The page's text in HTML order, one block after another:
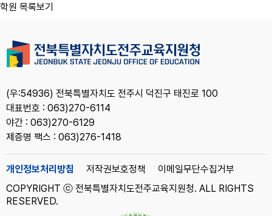
학원 목록보기
(우:54936) 전북특별자치도 전주시 덕진구 태진로 100
대표번호 : 063)270-6114
야간 : 063)270-6129
제증명 팩스 : 063)276-1418
개인정보처리방침 저작권보호정책
이메일무단수집거부
COPYRIGHT ⓒ 전북특별자치도전주교육지원청. ALL RIGHTS
RESERVED.